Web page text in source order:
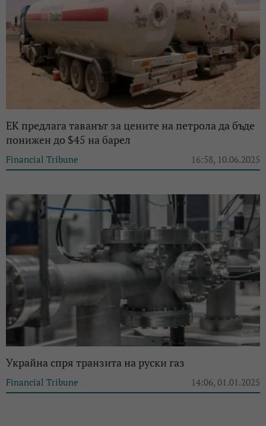
ЕК предлага таванът за цените на петрола да бъде
понижен до $45 на барел
Financial Tribune 16:58, 10.06.2025
Украйна спря транзита на руски газ
Financial Tribune 14:06, 01.01.2025